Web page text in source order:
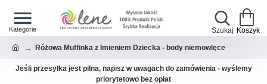
Różowa Muffinka z Imieniem Dziecka - body niemowlęce
Jeśli przesyłka jest pilna, napisz w uwagach do zamówienia - wyślemy
priorytetowo bez opłat